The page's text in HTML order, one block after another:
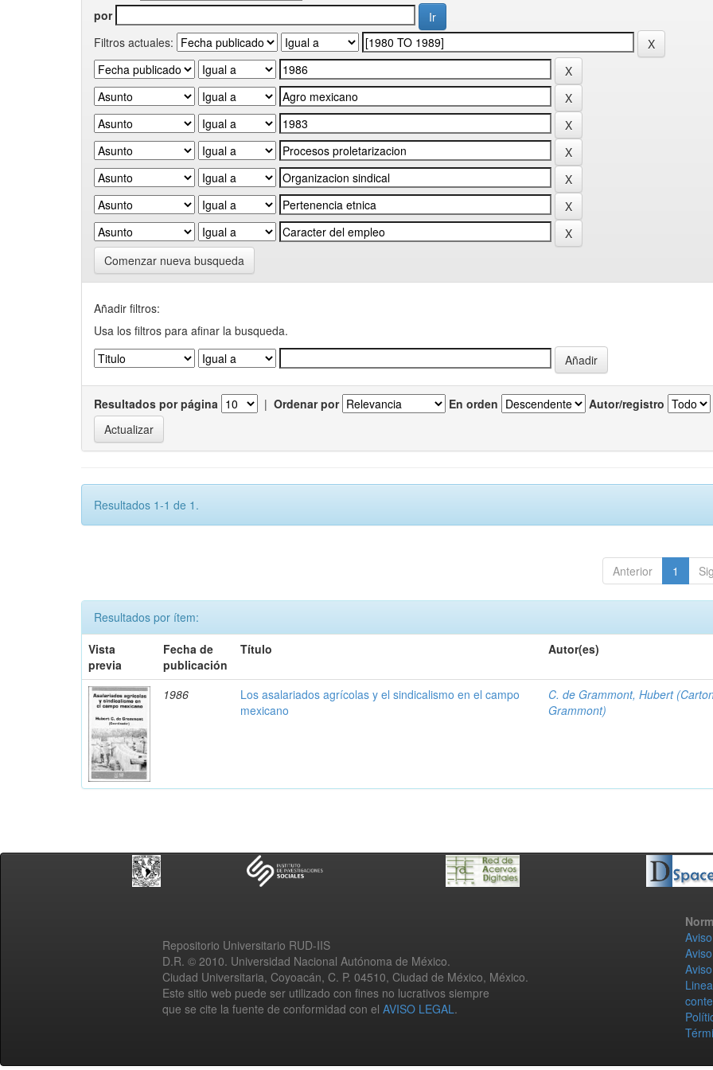
por
Filtros actuales:
Comenzar nueva busqueda
Añadir filtros:
Usa los filtros para afinar la busqueda.
Resultados por página | Ordenar por En orden Autor/registro
Resultados 1-1 de 1.
Anterior 1
Resultados por ítem:
Vista
previa
Fecha de
publicación
Título Autor(es)
1986
Los asalariados agrícolas y el sindicalismo en el campo
mexicano
C. de Grammont, Hubert
Grammont)
Repositorio Universitario RUD-IIS
D.R. © 2010. Universidad Nacional Autónoma de México.
Ciudad Universitaria, Coyoacán, C. P. 04510, Ciudad de México, México.
Este sitio web puede ser utilizado con fines no lucrativos siempre
que se cite la fuente de conformidad con el AVISO LEGAL.